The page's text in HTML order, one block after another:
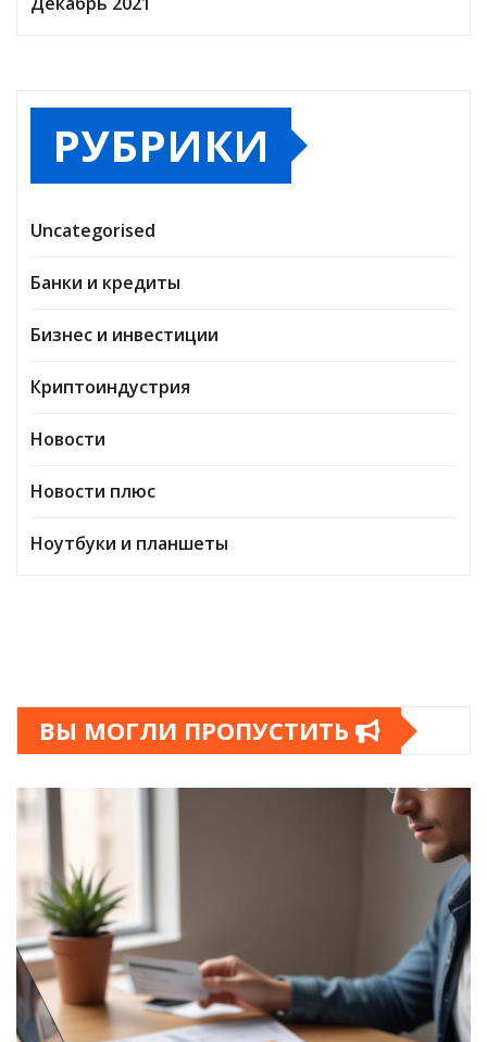
РУБРИКИ
Uncategorised
Банки и кредиты
Бизнес и инвестиции
Криптоиндустрия
Новости
Новости плюс
Ноутбуки и планшеты
ВЫ МОГЛИ ПРОПУСТИТЬ